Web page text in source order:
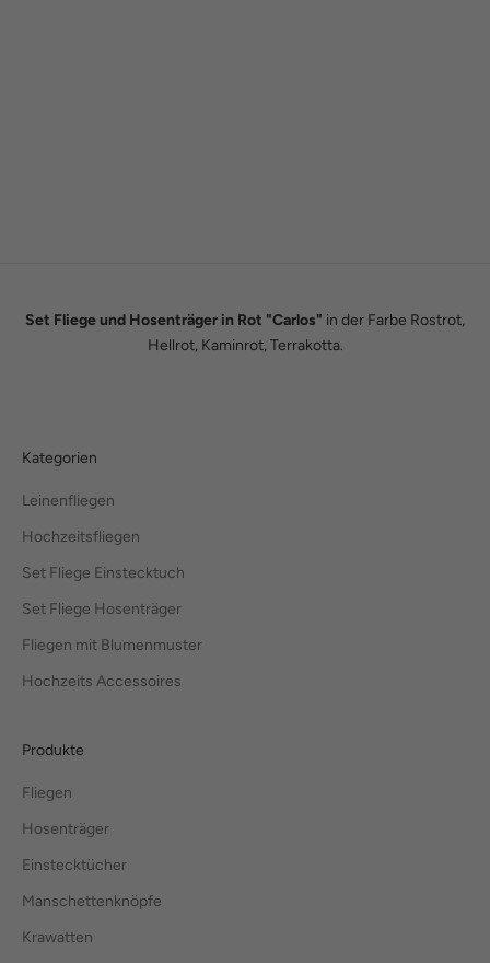
Set Fliege und Hosenträger in Rot "Carlos" in der Farbe Rostrot,
Hellrot, Kaminrot, Terrakotta.
Kategorien
Leinenfliegen
Hochzeitsfliegen
Set Fliege Einstecktuch
Set Fliege Hosenträger
Fliegen mit Blumenmuster
Hochzeits Accessoires
Produkte
Fliegen
Hosenträger
Einstecktücher
Manschettenknöpfe
Krawatten